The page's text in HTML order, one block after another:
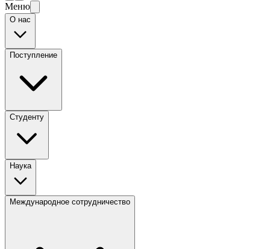
Меню
О нас
Поступление
Студенту
Наука
Международное сотрудничество